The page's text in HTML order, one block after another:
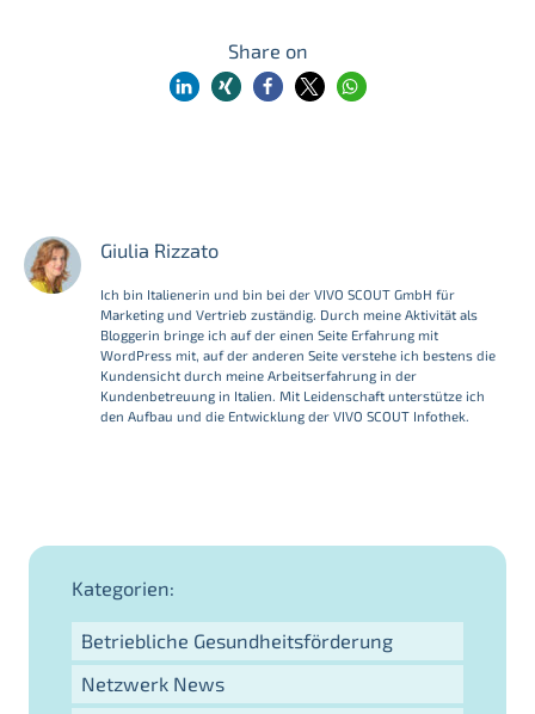
Share on
Giulia Rizzato
Ich bin Italienerin und bin bei der VIVO SCOUT GmbH für
Marketing und Vertrieb zuständig. Durch meine Aktivität als
Bloggerin bringe ich auf der einen Seite Erfahrung mit
WordPress mit, auf der anderen Seite verstehe ich bestens die
Kundensicht durch meine Arbeitserfahrung in der
Kundenbetreuung in Italien. Mit Leidenschaft unterstütze ich
den Aufbau und die Entwicklung der VIVO SCOUT Infothek.
Kategorien:
Betriebliche Gesundheitsförderung
Netzwerk News